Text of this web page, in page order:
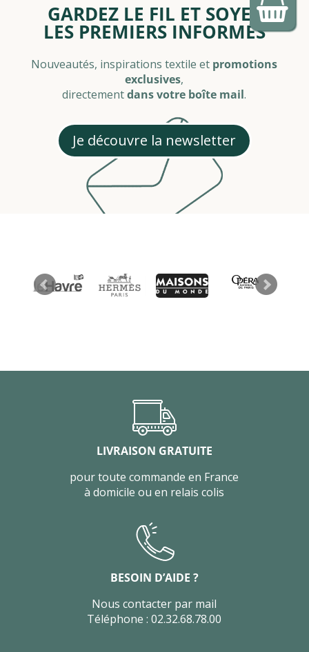
GARDEZ LE FIL ET SOYEZ
LES PREMIERS INFORMÉS
Nouveautés, inspirations textile et promotions
exclusives,
directementdans votre boîte mail.
Je découvre la newsletter
LIVRAISON GRATUITE
pour toute commande en France
à domicile ou en relais colis
BESOIN D’AIDE ?
Nous contacter par mail
Téléphone : 02.32.68.78.00